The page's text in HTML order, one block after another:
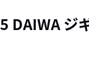
DAIWA ジ